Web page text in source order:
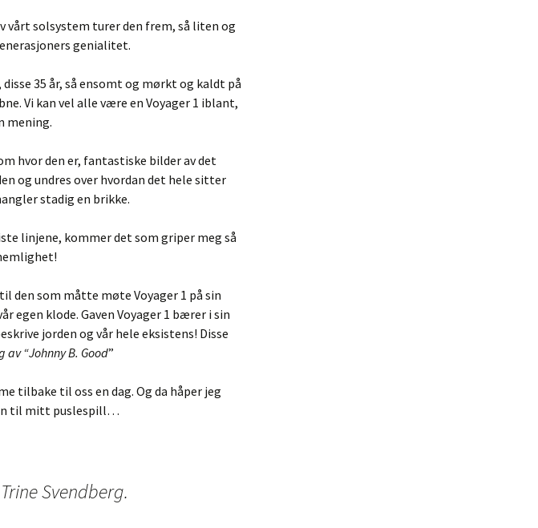
vårt solsystem turer den frem, så liten og
genialitet.
35 år, så ensomt og mørkt og kaldt på
Vi kan vel alle være en Voyager 1 iblant,
mening.
hvor den er, fantastiske bilder av det
og undres over hvordan det hele sitter
stadig en brikke.
linjene, kommer det som griper meg så
den som måtte møte Voyager 1 på sin
egen klode. Gaven Voyager 1 bærer i sin
jorden og vår hele eksistens! Disse
“Johnny B. Good”
tilbake til oss en dag. Og da håper jeg
til mitt puslespill…
Svendberg.